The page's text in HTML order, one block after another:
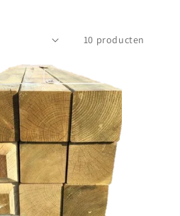
10 producten